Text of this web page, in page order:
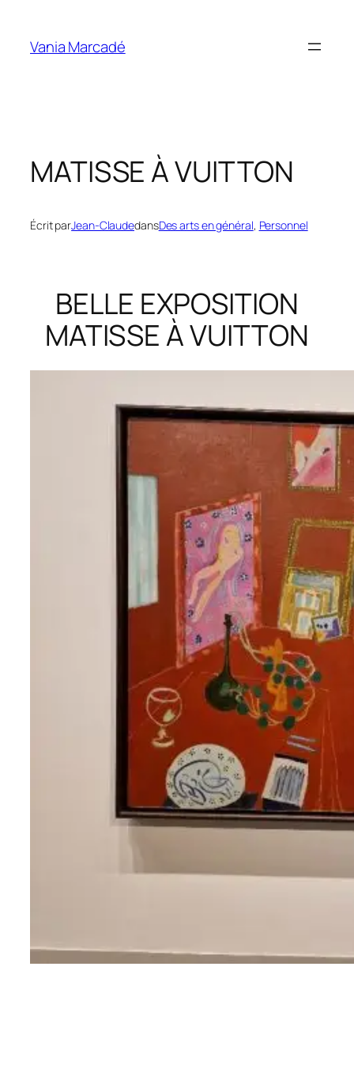
contenu
Vania Marcadé
MATISSE À VUITTON
Écrit parJean-ClaudedansDes arts en général, Personnel
BELLE EXPOSITION
MATISSE À VUITTON